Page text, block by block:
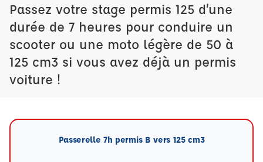
Passez votre stage permis 125 d’une
durée de 7 heures pour conduire un
scooter ou une moto légère de 50 à
125 cm3 si vous avez déjà un permis
voiture !
Passerelle 7h permis B vers 125 cm3